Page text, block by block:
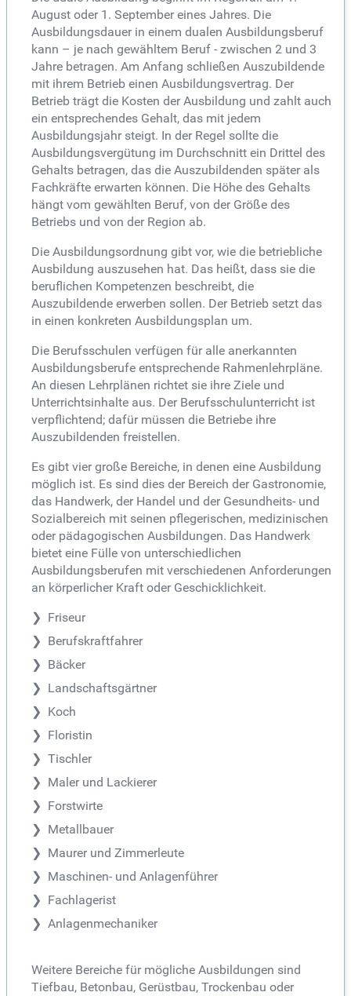
August oder 1. September eines Jahres. Die
Ausbildungsdauer in einem dualen Ausbildungsberuf
kann – je nach gewähltem Beruf - zwischen 2 und 3
Jahre betragen. Am Anfang schließen Auszubildende
mit ihrem Betrieb einen Ausbildungsvertrag. Der
Betrieb trägt die Kosten der Ausbildung und zahlt auch
ein entsprechendes Gehalt, das mit jedem
Ausbildungsjahr steigt. In der Regel sollte die
Ausbildungsvergütung im Durchschnitt ein Drittel des
Gehalts betragen, das die Auszubildenden später als
Fachkräfte erwarten können. Die Höhe des Gehalts
hängt vom gewählten Beruf, von der Größe des
Betriebs und von der Region ab.
Die Ausbildungsordnung gibt vor, wie die betriebliche
Ausbildung auszusehen hat. Das heißt, dass sie die
beruflichen Kompetenzen beschreibt, die
Auszubildende erwerben sollen. Der Betrieb setzt das
in einen konkreten Ausbildungsplan um.
Die Berufsschulen verfügen für alle anerkannten
Ausbildungsberufe entsprechende Rahmenlehrpläne.
An diesen Lehrplänen richtet sie ihre Ziele und
Unterrichtsinhalte aus. Der Berufsschulunterricht ist
verpflichtend; dafür müssen die Betriebe ihre
Auszubildenden freistellen.
Es gibt vier große Bereiche, in denen eine Ausbildung
möglich ist. Es sind dies der Bereich der Gastronomie,
das Handwerk, der Handel und der Gesundheits- und
Sozialbereich mit seinen pflegerischen, medizinischen
oder pädagogischen Ausbildungen. Das Handwerk
bietet eine Fülle von unterschiedlichen
Ausbildungsberufen mit verschiedenen Anforderungen
an körperlicher Kraft oder Geschicklichkeit.
Friseur
Berufskraftfahrer
Bäcker
Landschaftsgärtner
Koch
Floristin
Tischler
Maler und Lackierer
Forstwirte
Metallbauer
Maurer und Zimmerleute
Maschinen- und Anlagenführer
Fachlagerist
Anlagenmechaniker
Weitere Bereiche für mögliche Ausbildungen sind
Tiefbau, Betonbau, Gerüstbau, Trockenbau oder